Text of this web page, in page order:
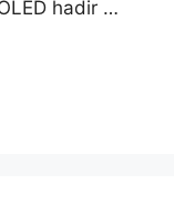
hadir …